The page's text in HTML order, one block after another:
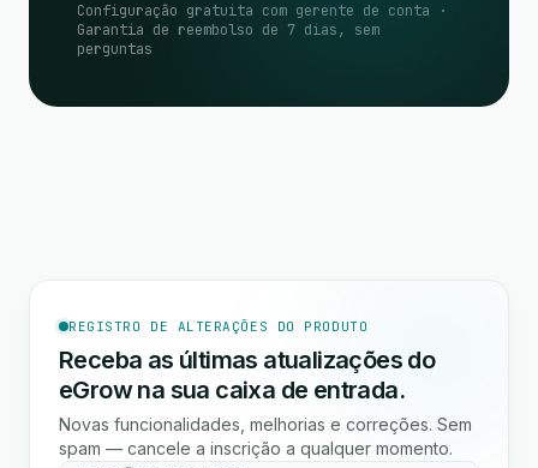
Configuração gratuita com gerente de conta ·
Garantia de reembolso de 7 dias, sem
perguntas
REGISTRO DE ALTERAÇÕES DO PRODUTO
Receba as últimas atualizações do
eGrow na sua caixa de entrada.
Novas funcionalidades, melhorias e correções. Sem
spam — cancele a inscrição a qualquer momento.